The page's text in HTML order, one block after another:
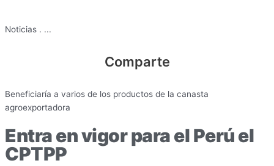
Noticias . ...
Comparte
Beneficiaría a varios de los productos de la canasta
agroexportadora
Entra en vigor para el Perú el
CPTPP